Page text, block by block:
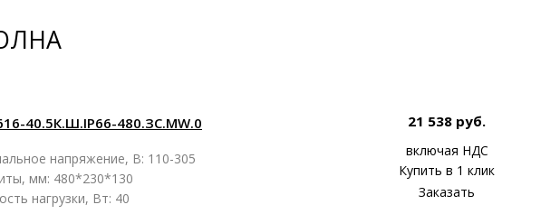
40.5К.Ш.IP66-480.ЗС.MW.0
напряжение, В: 110-305
мм: 480*230*130
нагрузки, Вт: 40
21 538 руб.
включая НДС
Купить в 1 клик
Заказать